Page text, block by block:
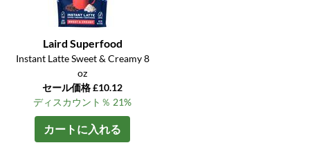
Laird Superfood
Instant Latte Sweet & Creamy 8
oz
セール価格 £10.12
ディスカウント％ 21%
カートに入れる